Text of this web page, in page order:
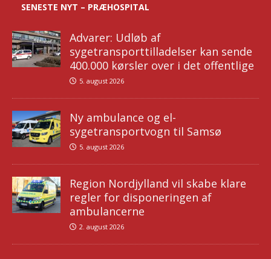
SENESTE NYT – PRÆHOSPITAL
Advarer: Udløb af
sygetransporttilladelser kan sende
400.000 kørsler over i det offentlige
5. august 2026
Ny ambulance og el-
sygetransportvogn til Samsø
5. august 2026
Region Nordjylland vil skabe klare
regler for disponeringen af
ambulancerne
2. august 2026